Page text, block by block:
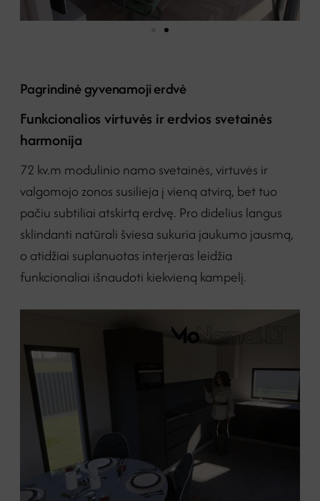
Pagrindinė gyvenamoji erdvė
Funkcionalios virtuvės ir erdvios svetainės
harmonija
72 kv.m modulinio namo svetainės, virtuvės ir
valgomojo zonos susilieja į vieną atvirą, bet tuo
pačiu subtiliai atskirtą erdvę. Pro didelius langus
sklindanti natūrali šviesa sukuria jaukumo jausmą,
o atidžiai suplanuotas interjeras leidžia
funkcionaliai išnaudoti kiekvieną kampelį.